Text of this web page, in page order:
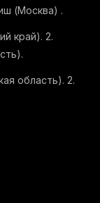
(Москва) .
край). 2.
область). 2.